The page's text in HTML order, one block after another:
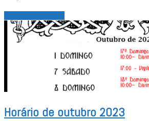
Horário de outubro 2023